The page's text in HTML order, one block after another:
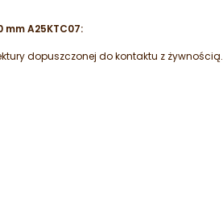
A25KTC07:
dopuszczonej do kontaktu z żywnością.